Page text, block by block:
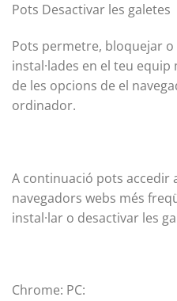
Pots Desactivar les galetes
Pots permetre, bloquejar
instal·lades en el teu
de les opcions de el
ordinador.
A continuació pots accedir
navegadors webs més
instal·lar o desactivar les
Chrome: PC: